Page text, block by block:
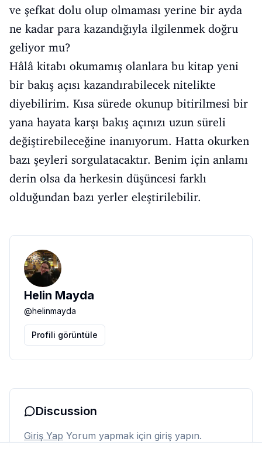
ve şefkat dolu olup olmaması yerine bir ayda
ne kadar para kazandığıyla ilgilenmek doğru
geliyor mu?
Hâlâ kitabı okumamış olanlara bu kitap yeni
bir bakış açısı kazandırabilecek nitelikte
diyebilirim. Kısa sürede okunup bitirilmesi bir
yana hayata karşı bakış açınızı uzun süreli
değiştirebileceğine inanıyorum. Hatta okurken
bazı şeyleri sorgulatacaktır. Benim için anlamı
derin olsa da herkesin düşüncesi farklı
olduğundan bazı yerler eleştirilebilir.
Helin Mayda
@helinmayda
Profili görüntüle
Discussion
Giriş Yap Yorum yapmak için giriş yapın.